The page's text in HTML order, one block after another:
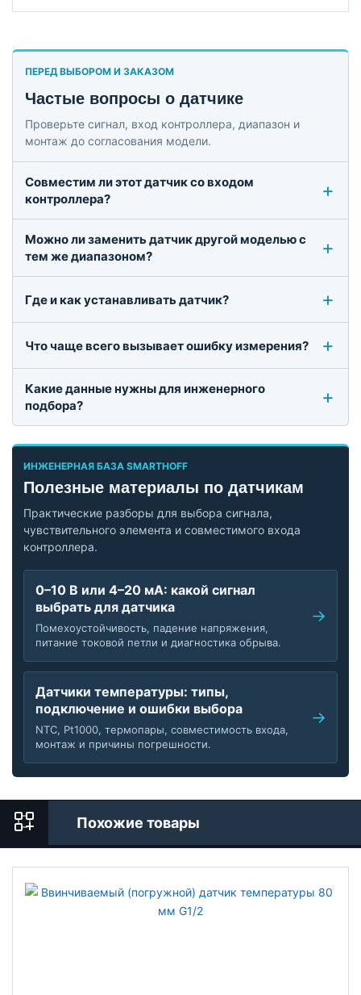
ПЕРЕД ВЫБОРОМ И ЗАКАЗОМ
Частые вопросы о датчике
Проверьте сигнал, вход контроллера, диапазон и
монтаж до согласования модели.
Совместим ли этот датчик со входом
контроллера?
Можно ли заменить датчик другой моделью с
тем же диапазоном?
Где и как устанавливать датчик?
Что чаще всего вызывает ошибку измерения?
Какие данные нужны для инженерного
подбора?
ИНЖЕНЕРНАЯ БАЗА SMARTHOFF
Полезные материалы по датчикам
Практические разборы для выбора сигнала,
чувствительного элемента и совместимого входа
контроллера.
0–10 В или 4–20 мА: какой сигнал
выбрать для датчика
Помехоустойчивость, падение напряжения,
питание токовой петли и диагностика обрыва.
Датчики температуры: типы,
подключение и ошибки выбора
NTC, Pt1000, термопары, совместимость входа,
монтаж и причины погрешности.
Похожие товары